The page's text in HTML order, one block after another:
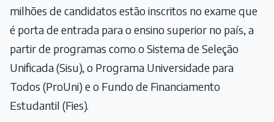
milhões de candidatos estão inscritos no exame que
é porta de entrada para o ensino superior no país, a
partir de programas como o Sistema de Seleção
Unificada (Sisu), o Programa Universidade para
Todos (ProUni) e o Fundo de Financiamento
Estudantil (Fies).